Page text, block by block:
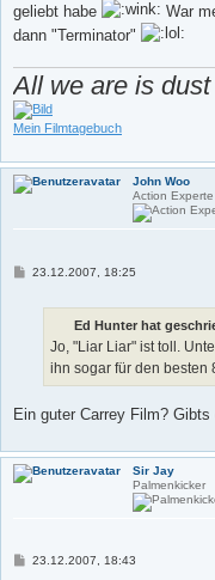
geliebt habe
War
dann "Terminator"
All we are is
Mein Filmtagebuch
John Woo
Action Experte
B23.12.2007, 18:25
Ed Hunter hat
Jo, "Liar Liar" ist toll.
ihn sogar für den besten
Ein guter Carrey Film? Gibts
Sir Jay
Palmenkicker
B23.12.2007, 18:43